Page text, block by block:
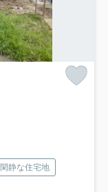
閑静な住宅地